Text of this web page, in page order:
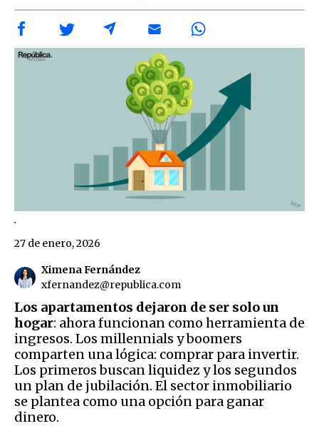
.
Ximena Fernández
xfernandez@republica.com
27 de enero, 2026
Los apartamentos dejaron de ser solo un
hogar: ahora funcionan como herramienta de
ingresos. Los millennials y boomers
comparten una lógica: comprar para invertir.
Los primeros buscan liquidez y los segundos
un plan de jubilación. El sector inmobiliario
se plantea como una opción para ganar
dinero.